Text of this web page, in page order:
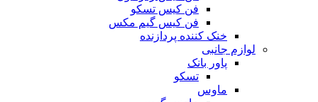
فن کیس تسکو
فن کیس گیم مکس
خنک کننده پردازنده
لوازم جانبی
پاور بانک
تسکو
ماوس